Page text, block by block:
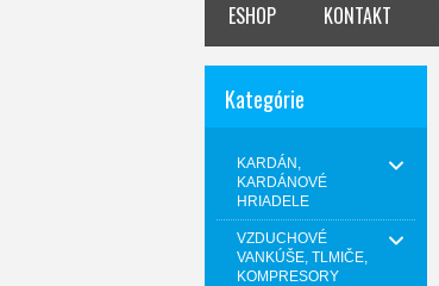
ESHOP KONTAKT
Kategórie
KARDÁN,
KARDÁNOVÉ
HRIADELE
VZDUCHOVÉ
VANKÚŠE, TLMIČE,
KOMPRESORY